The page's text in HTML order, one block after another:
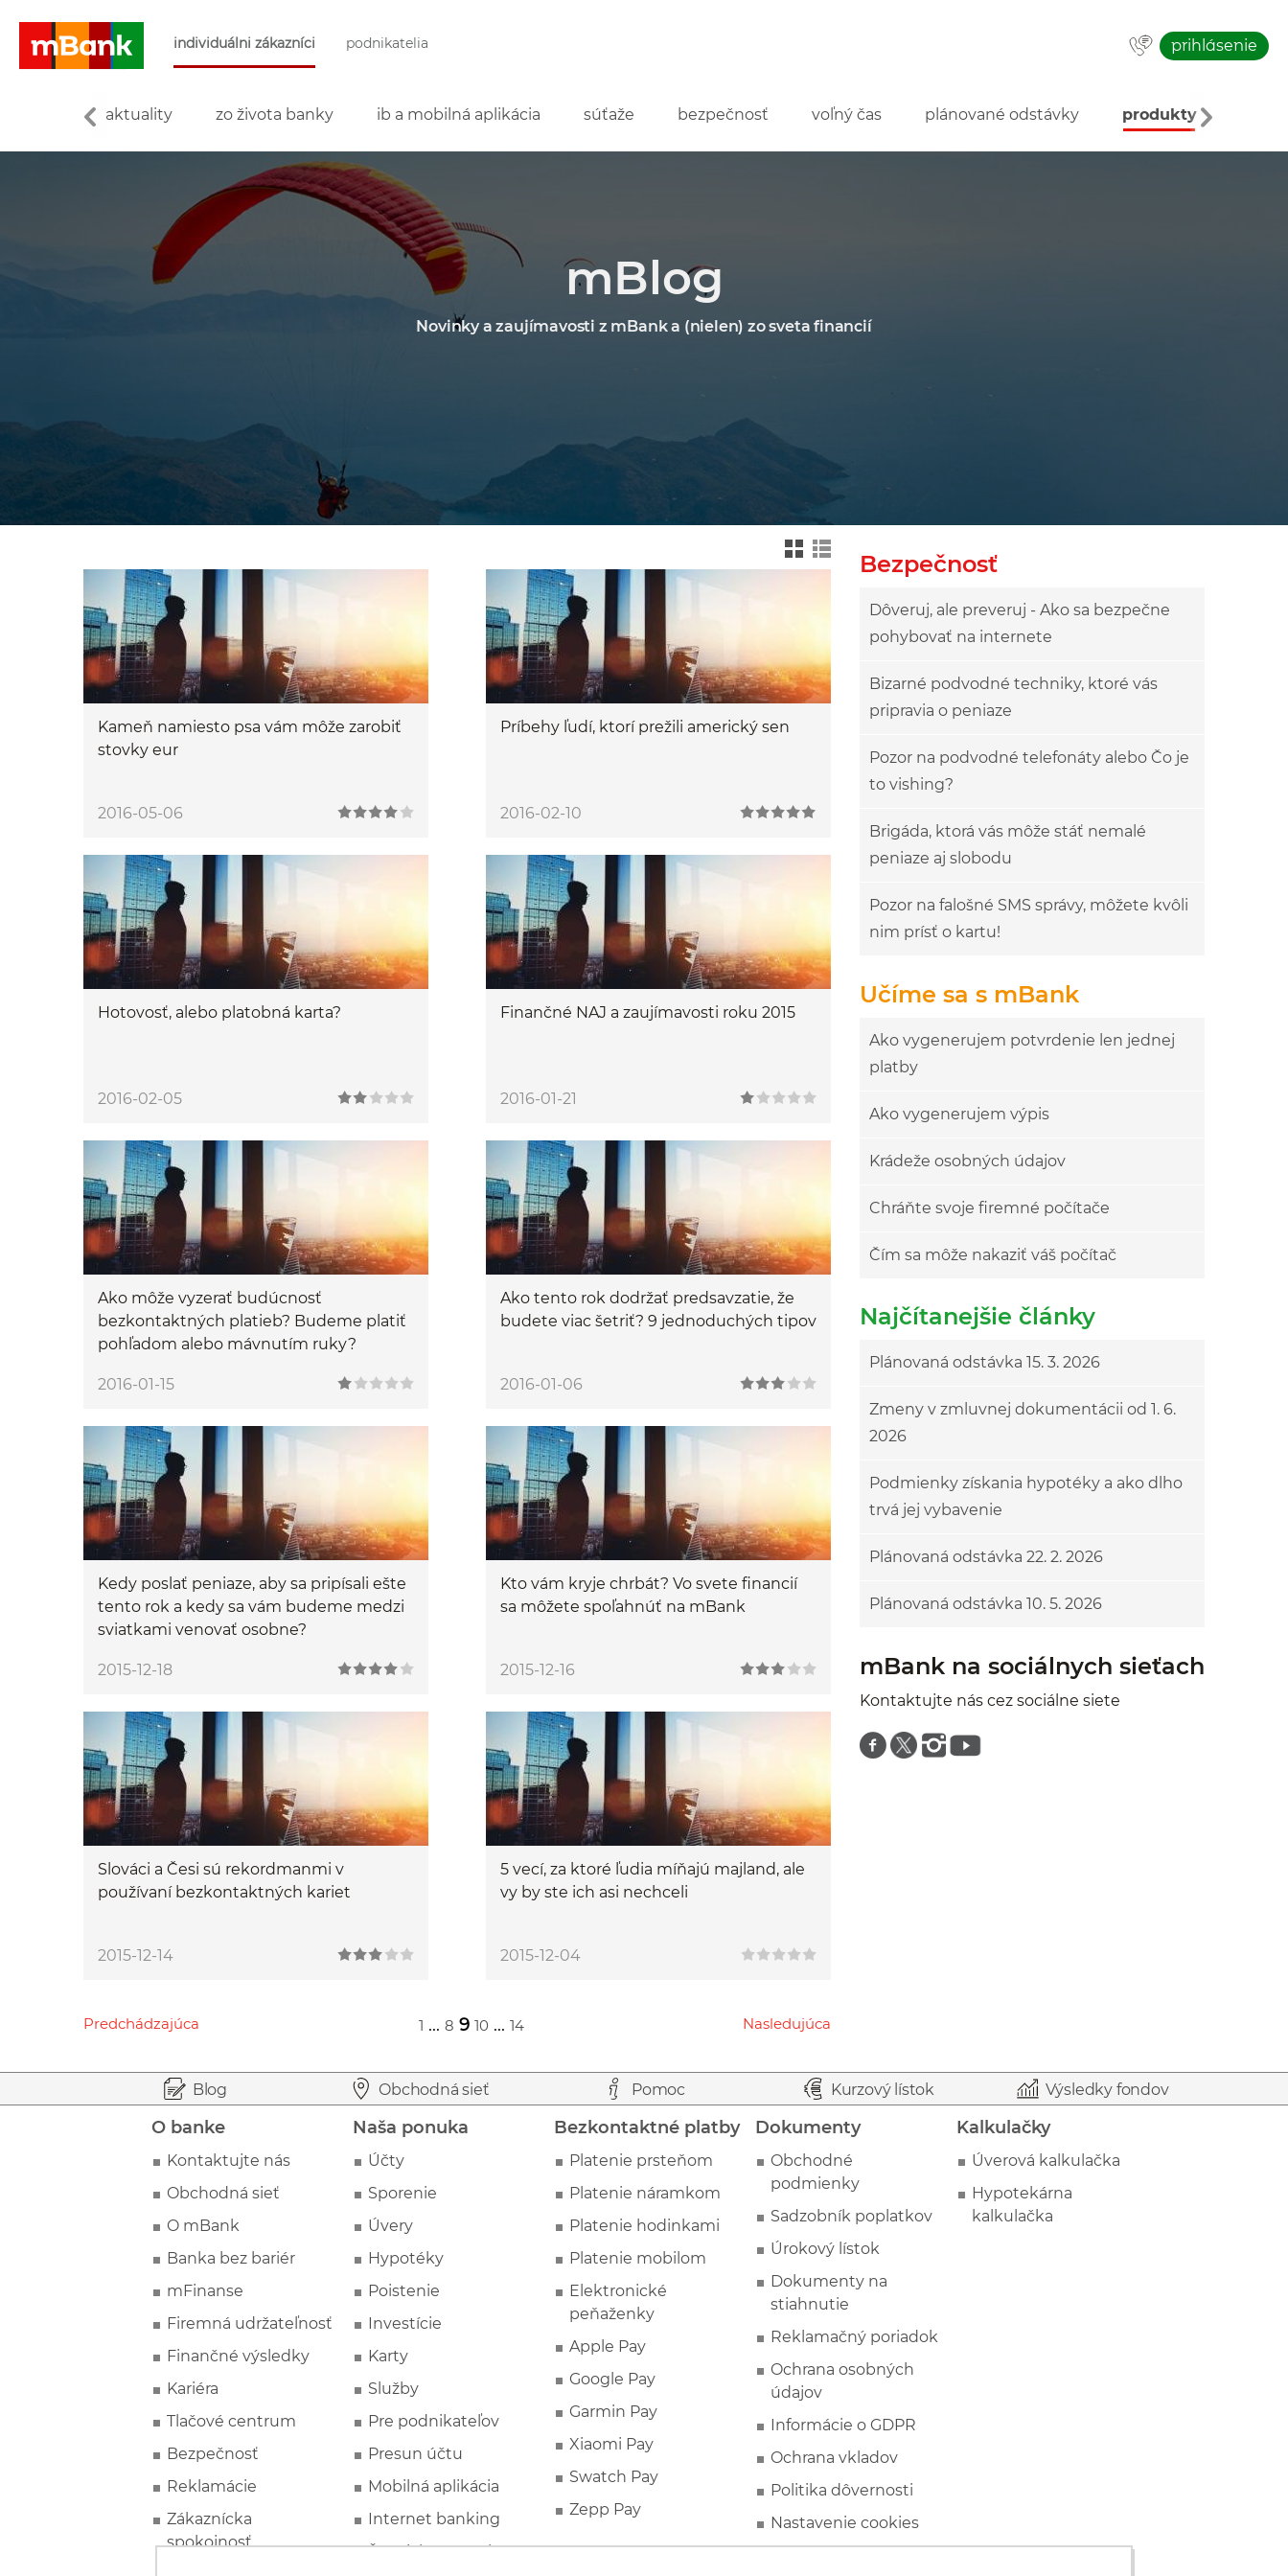
individuálni zákazníci podnikatelia prihlásenie
aktuality zo života banky ib a mobilná aplikácia súťaže bezpečnosť voľný čas plánované odstávky produkty
mBlog
Novinky a zaujímavosti z mBank a (nielen) zo sveta financií
Kameň namiesto psa vám môže zarobiť
stovky eur
2016-05-06
Príbehy ľudí, ktorí prežili americký sen
2016-02-10
Hotovosť, alebo platobná karta?
2016-02-05
Finančné NAJ a zaujímavosti roku 2015
2016-01-21
Ako môže vyzerať budúcnosť
bezkontaktných platieb? Budeme platiť
pohľadom alebo mávnutím ruky?
2016-01-15
Ako tento rok dodržať predsavzatie, že
budete viac šetriť? 9 jednoduchých tipov
2016-01-06
Kedy poslať peniaze, aby sa pripísali ešte
tento rok a kedy sa vám budeme medzi
sviatkami venovať osobne?
2015-12-18
Kto vám kryje chrbát? Vo svete financií
sa môžete spoľahnúť na mBank
2015-12-16
Slováci a Česi sú rekordmanmi v
používaní bezkontaktných kariet
2015-12-14
5 vecí, za ktoré ľudia míňajú majland, ale
vy by ste ich asi nechceli
2015-12-04
Predchádzajúca
Przejdź do poprzedniej strony 1 ... 8 9 10 ... 14 Nasledujúca
Przejdź do następnej strony
Bezpečnosť
Dôveruj, ale preveruj - Ako sa bezpečne
pohybovať na internete
Bizarné podvodné techniky, ktoré vás
pripravia o peniaze
Pozor na podvodné telefonáty alebo Čo je
to vishing?
Brigáda, ktorá vás môže stáť nemalé
peniaze aj slobodu
Pozor na falošné SMS správy, môžete kvôli
nim prísť o kartu!
Učíme sa s mBank
Ako vygenerujem potvrdenie len jednej
platby
Ako vygenerujem výpis
Krádeže osobných údajov
Chráňte svoje firemné počítače
Čím sa môže nakaziť váš počítač
Najčítanejšie články
Plánovaná odstávka 15. 3. 2026
Zmeny v zmluvnej dokumentácii od 1. 6.
2026
Podmienky získania hypotéky a ako dlho
trvá jej vybavenie
Plánovaná odstávka 22. 2. 2026
Plánovaná odstávka 10. 5. 2026
mBank na sociálnych sieťach
Kontaktujte nás cez sociálne siete
Znajdź nas na facebooku
Znajdź nas na twitterze
Znajdź nas na instagramie
Znajdź nas na youtube
Blog Obchodná sieť Pomoc Kurzový lístok Výsledky fondov
O banke
Kontaktujte nás
Obchodná sieť
O mBank
Banka bez bariér
mFinanse
Firemná udržateľnosť
Finančné výsledky
Kariéra
Tlačové centrum
Bezpečnosť
Reklamácie
Zákaznícka
spokojnosť
Naša ponuka
Účty
Sporenie
Úvery
Hypotéky
Poistenie
Investície
Karty
Služby
Pre podnikateľov
Presun účtu
Mobilná aplikácia
Internet banking
Špeciálne ponuky
Bezkontaktné platby
Platenie prsteňom
Platenie náramkom
Platenie hodinkami
Platenie mobilom
Elektronické
peňaženky
Apple Pay
Google Pay
Garmin Pay
Xiaomi Pay
Swatch Pay
Zepp Pay
Dokumenty
Obchodné
podmienky
Sadzobník poplatkov
Úrokový lístok
Dokumenty na
stiahnutie
Reklamačný poriadok
Ochrana osobných
údajov
Informácie o GDPR
Ochrana vkladov
Politika dôvernosti
Nastavenie cookies
Kalkulačky
Úverová kalkulačka
Hypotekárna
kalkulačka